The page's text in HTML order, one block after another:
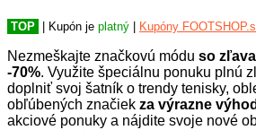
TOP | Kupón je platný Kupóny
Nezmeškajte značkovú módu so
-70%. Využite špeciálnu ponuku plnú
doplniť svoj šatník o trendy tenisky,
obľúbených značiek za výrazne
akciové ponuky a nájdite svoje nové